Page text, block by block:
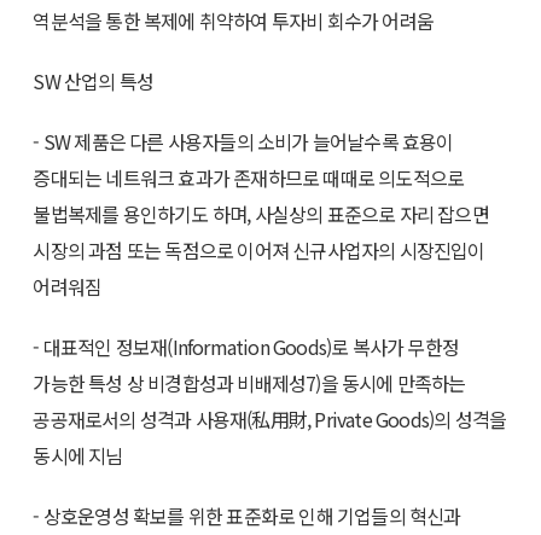
역분석을 통한 복제에 취약하여 투자비 회수가 어려움
SW 산업의 특성
- SW 제품은 다른 사용자들의 소비가 늘어날수록 효용이
증대되는 네트워크 효과가 존재하므로 때때로 의도적으로
불법복제를 용인하기도 하며, 사실상의 표준으로 자리 잡으면
시장의 과점 또는 독점으로 이어져 신규사업자의 시장진입이
어려워짐
- 대표적인 정보재(Information Goods)로 복사가 무한정
가능한 특성 상 비경합성과 비배제성7)을 동시에 만족하는
공공재로서의 성격과 사용재(私用財, Private Goods)의 성격을
동시에 지님
- 상호운영성 확보를 위한 표준화로 인해 기업들의 혁신과